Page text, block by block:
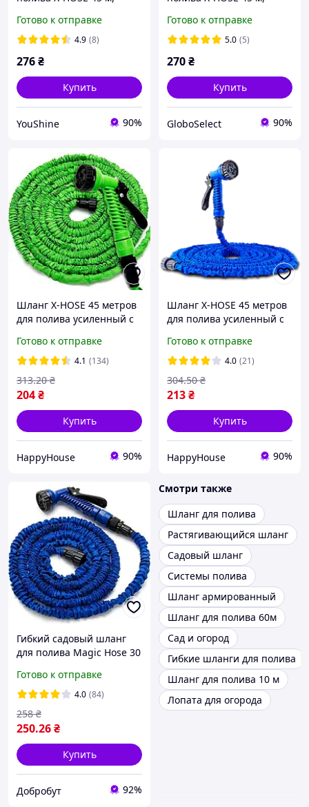
растягивающий чудо-
шланг Стрейч Хоз,
Готово к отправке
4.9 (8)
276₴
Купить
YouShine 90%
растягивающий чудо-
шланг Стрейч Хоз,
Готово к отправке
5.0 (5)
270₴
Купить
GloboSelect 90%
Шланг X-HOSE 45 метров
для полива усиленный с
Hose, зеленый
Готово к отправке
4.1 (134)
204₴
313.20 ₴
Купить
HappyHouse 90%
Шланг X-HOSE 45 метров
для полива усиленный с
Hose, синий
Готово к отправке
4.0 (21)
213₴
304.50 ₴
Купить
HappyHouse 90%
Гибкий садовый шланг
для полива Magic Hose 30
Готово к отправке
4.0 (84)
250.26₴
258 ₴
Купить
Добробут 92%
Смотри также
Шланг для полива
Растягивающийся шланг
Садовый шланг
Системы полива
Шланг армированный
Шланг для полива 60м
Сад и огород
Гибкие шланги для полива
Шланг для полива 10 м
Лопата для огорода